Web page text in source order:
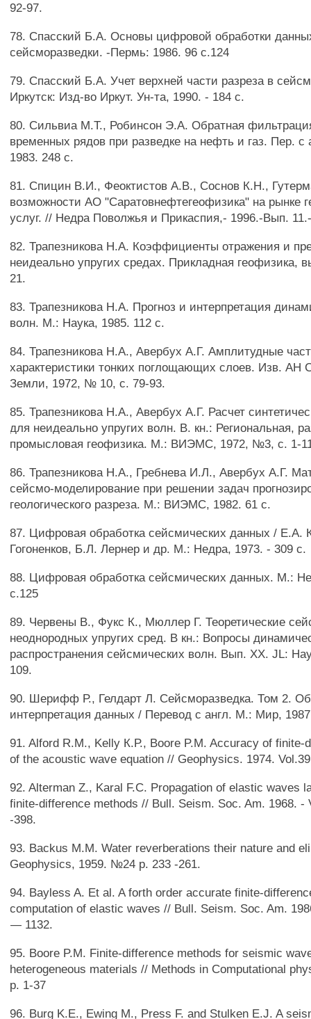
92-97.
78. Спасский Б.А. Основы цифровой обработки
сейсморазведки. -Пермь: 1986. 96 с.124
79. Спасский Б.А. Учет верхней части разреза в
Иркутск: Изд-во Иркут. Ун-та, 1990. - 184 с.
80. Сильвиа М.Т., Робинсон Э.А. Обратная
временных рядов при разведке на нефть и газ. Пер.
1983. 248 с.
81. Спицин В.И., Феоктистов A.B., Соснов К.Н.,
возможности АО "Саратовнефтегеофизика" на рынке
услуг. // Недра Поволжья и Прикаспия,- 1996.-Вып.
82. Трапезникова H.A. Коэффициенты отражения и
неидеально упругих средах. Прикладная геофизика,
21.
83. Трапезникова H.A. Прогноз и интерпретация
волн. М.: Наука, 1985. 112 с.
84. Трапезникова H.A., Авербух А.Г. Амплитудные
характеристики тонких поглощающих слоев. Изв. АН
Земли, 1972, № 10, с. 79-93.
85. Трапезникова H.A., Авербух А.Г. Расчет
для неидеально упругих волн. В. кн.: Региональная,
промысловая геофизика. М.: ВИЭМС, 1972, №3, с. 1-
86. Трапезникова H.A., Гребнева И.Л., Авербух А.Г.
сейсмо-моделирование при решении задач
геологического разреза. М.: ВИЭМС, 1982. 61 с.
87. Цифровая обработка сейсмических данных / Е.А.
Гогоненков, Б.Л. Лернер и др. М.: Недра, 1973. - 309 с.
88. Цифровая обработка сейсмических данных. М.:
с.125
89. Червены В., Фукс К., Мюллер Г. Теоретические
неоднородных упругих сред. В кн.: Вопросы
распространения сейсмических волн. Вып. XX. JL:
109.
90. Шерифф Р., Гелдарт Л. Сейсморазведка. Том 2.
интерпретация данных / Перевод с англ. М.: Мир,
91. Alford R.M., Kelly К.Р., Boore P.M. Accuracy of finite-
of the acoustic wave equation // Geophysics. 1974.
92. Alterman Z., Karal F.C. Propagation of elastic waves
finite-difference methods // Bull. Seism. Soc. Am. 1968. -
-398.
93. Backus M.M. Water reverberations their nature and
Geophysics, 1959. №24 p. 233 -261.
94. Bayless A. Et al. A forth order accurate finite-
computation of elastic waves // Bull. Seism. Soc. Am.
— 1132.
95. Boore P.M. Finite-difference methods for seismic
heterogeneous materials // Methods in Computational
p. 1-37
96. Burg K.E., Ewing M., Press F. and Stulken E.J. A